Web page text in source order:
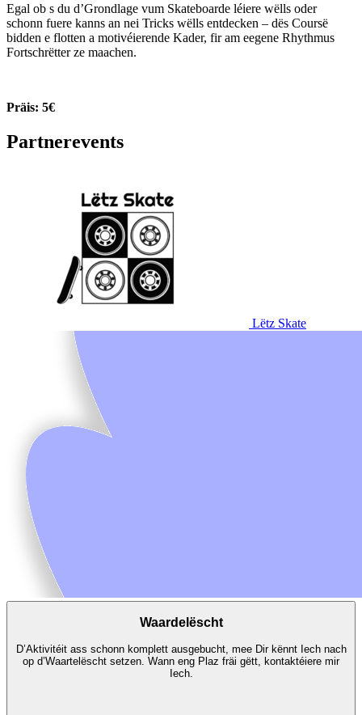
Egal ob s du d’Grondlage vum Skateboarde léiere wëlls oder
schonn fuere kanns an nei Tricks wëlls entdecken – dës Coursë
bidden e flotten a motivéierende Kader, fir am eegene Rhythmus
Fortschrëtter ze maachen.
Präis: 5€
Partnerevents
Lëtz Skate
Waardelëscht
D’Aktivitéit ass schonn komplett ausgebucht, mee Dir kënnt Iech nach
op d’Waartelëscht setzen. Wann eng Plaz fräi gëtt, kontaktéiere mir
Iech.